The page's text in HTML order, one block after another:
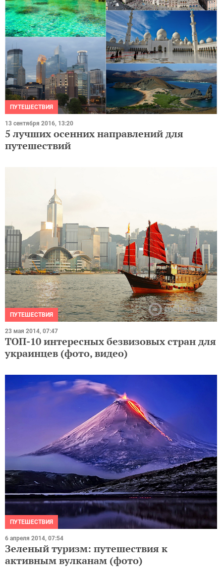
ПУТЕШЕСТВИЯ
13 сентября 2016, 13:20
5 лучших осенних направлений для
путешествий
ПУТЕШЕСТВИЯ
23 мая 2014, 07:47
ТОП-10 интересных безвизовых стран для
украинцев (фото, видео)
ПУТЕШЕСТВИЯ
6 апреля 2014, 07:54
Зеленый туризм: путешествия к
активным вулканам (фото)